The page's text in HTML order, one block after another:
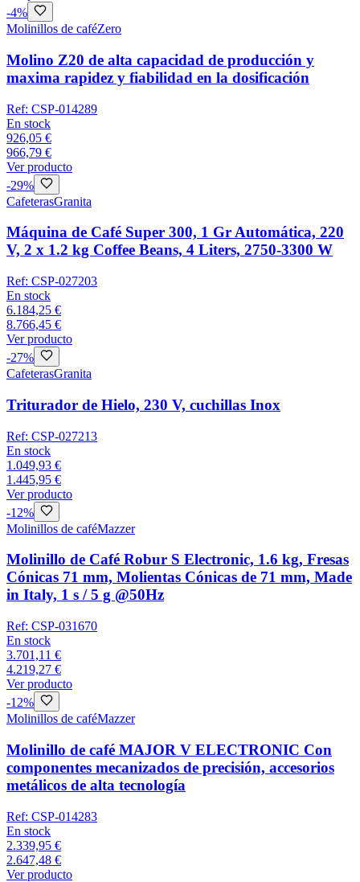
-4%
Molinillos de caféZero
Molino Z20 de alta capacidad de producción y
maxima rapidez y fiabilidad en la dosificación
Ref: CSP-014289
En stock
926,05 €
966,79 €
Ver producto
-29%
CafeterasGranita
Máquina de Café Super 300, 1 Gr Automática, 220
V, 2 x 1.2 kg Coffee Beans, 4 Liters, 2750-3300 W
Ref: CSP-027203
En stock
6.184,25 €
8.766,45 €
Ver producto
-27%
CafeterasGranita
Triturador de Hielo, 230 V, cuchillas Inox
Ref: CSP-027213
En stock
1.049,93 €
1.445,95 €
Ver producto
-12%
Molinillos de caféMazzer
Molinillo de Café Robur S Electronic, 1.6 kg, Fresas
Cónicas 71 mm, Molientas Cónicas de 71 mm, Made
in Italy, 1 s / 5 g @50Hz
Ref: CSP-031670
En stock
3.701,11 €
4.219,27 €
Ver producto
-12%
Molinillos de caféMazzer
Molinillo de café MAJOR V ELECTRONIC Con
componentes mecanizados de precisión, accesorios
metálicos de alta tecnología
Ref: CSP-014283
En stock
2.339,95 €
2.647,48 €
Ver producto